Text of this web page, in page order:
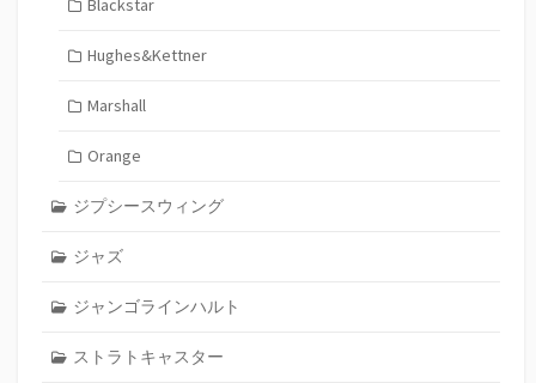
Blackstar
Hughes&Kettner
Marshall
Orange
ジプシースウィング
ジャズ
ジャンゴラインハルト
ストラトキャスター